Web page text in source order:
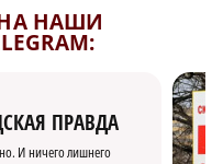
НАШИ
ПРАВДА
И ничего лишнего